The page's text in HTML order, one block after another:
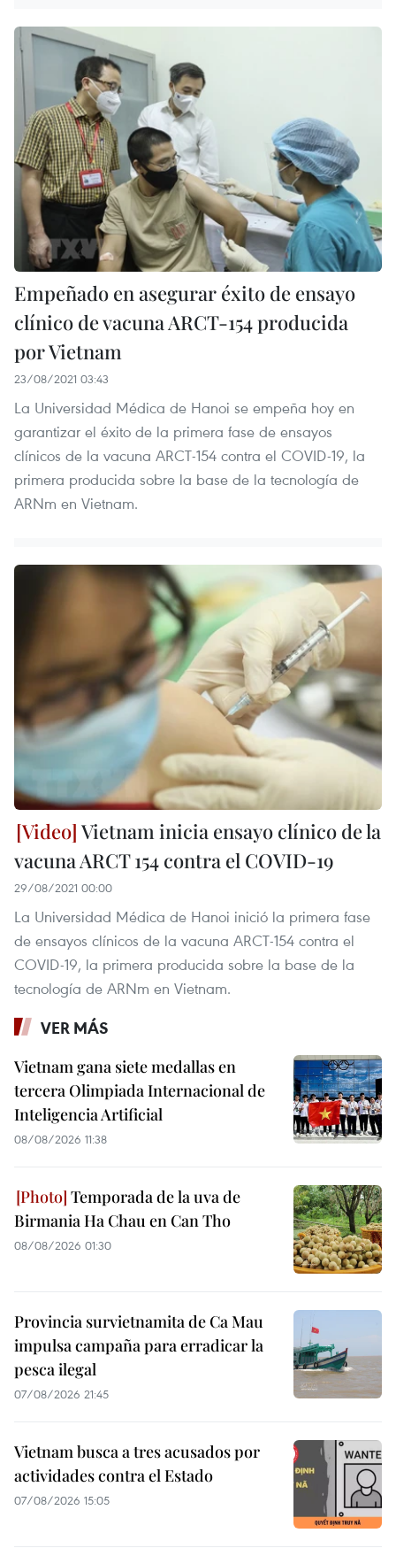
Empeñado en asegurar éxito de ensayo
clínico de vacuna ARCT-154 producida
por Vietnam
23/08/2021 03:43
La Universidad Médica de Hanoi se empeña hoy en
garantizar el éxito de la primera fase de ensayos
clínicos de la vacuna ARCT-154 contra el COVID-19, la
primera producida sobre la base de la tecnología de
ARNm en Vietnam.
Vietnam inicia ensayo clínico de la
vacuna ARCT 154 contra el COVID-19
29/08/2021 00:00
La Universidad Médica de Hanoi inició la primera fase
de ensayos clínicos de la vacuna ARCT-154 contra el
COVID-19, la primera producida sobre la base de la
tecnología de ARNm en Vietnam.
VER MÁS
Vietnam gana siete medallas en
tercera Olimpiada Internacional de
Inteligencia Artificial
08/08/2026 11:38
Temporada de la uva de
Birmania Ha Chau en Can Tho
08/08/2026 01:30
Provincia survietnamita de Ca Mau
impulsa campaña para erradicar la
pesca ilegal
07/08/2026 21:45
Vietnam busca a tres acusados por
actividades contra el Estado
07/08/2026 15:05